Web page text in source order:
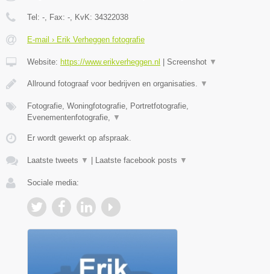
Tel: - , Fax: - , KvK: 34322038
E-mail › Erik Verheggen fotografie
Website: https://www.erikverheggen.nl Screenshot ▼
Allround fotograaf voor bedrijven en organisaties. ▼
Fotografie, Woningfotografie, Portretfotografie,
Evenementenfotografie,
▼
Er wordt gewerkt op afspraak.
Laatste tweets ▼ Laatste facebook posts ▼
Sociale media: